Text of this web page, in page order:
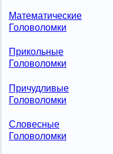
Математические
Головоломки
Прикольные
Головоломки
Причудливые
Головоломки
Словесные
Головоломки